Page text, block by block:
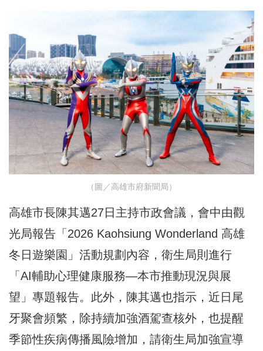
（圖／高雄市府新聞局）
高雄市長陳其邁27日主持市政會議，會中由觀
光局報告「2026 Kaohsiung Wonderland 高雄
冬日遊樂園」活動規劃內容，衛生局則進行
「AI輔助心理健康服務—本市推動現況與展
望」專題報告。此外，陳其邁也指示，近日尾
牙聚會頻繁，除持續加強酒駕查核外，也提醒
季節性疾病傳播風險增加，請衛生局加強宣導